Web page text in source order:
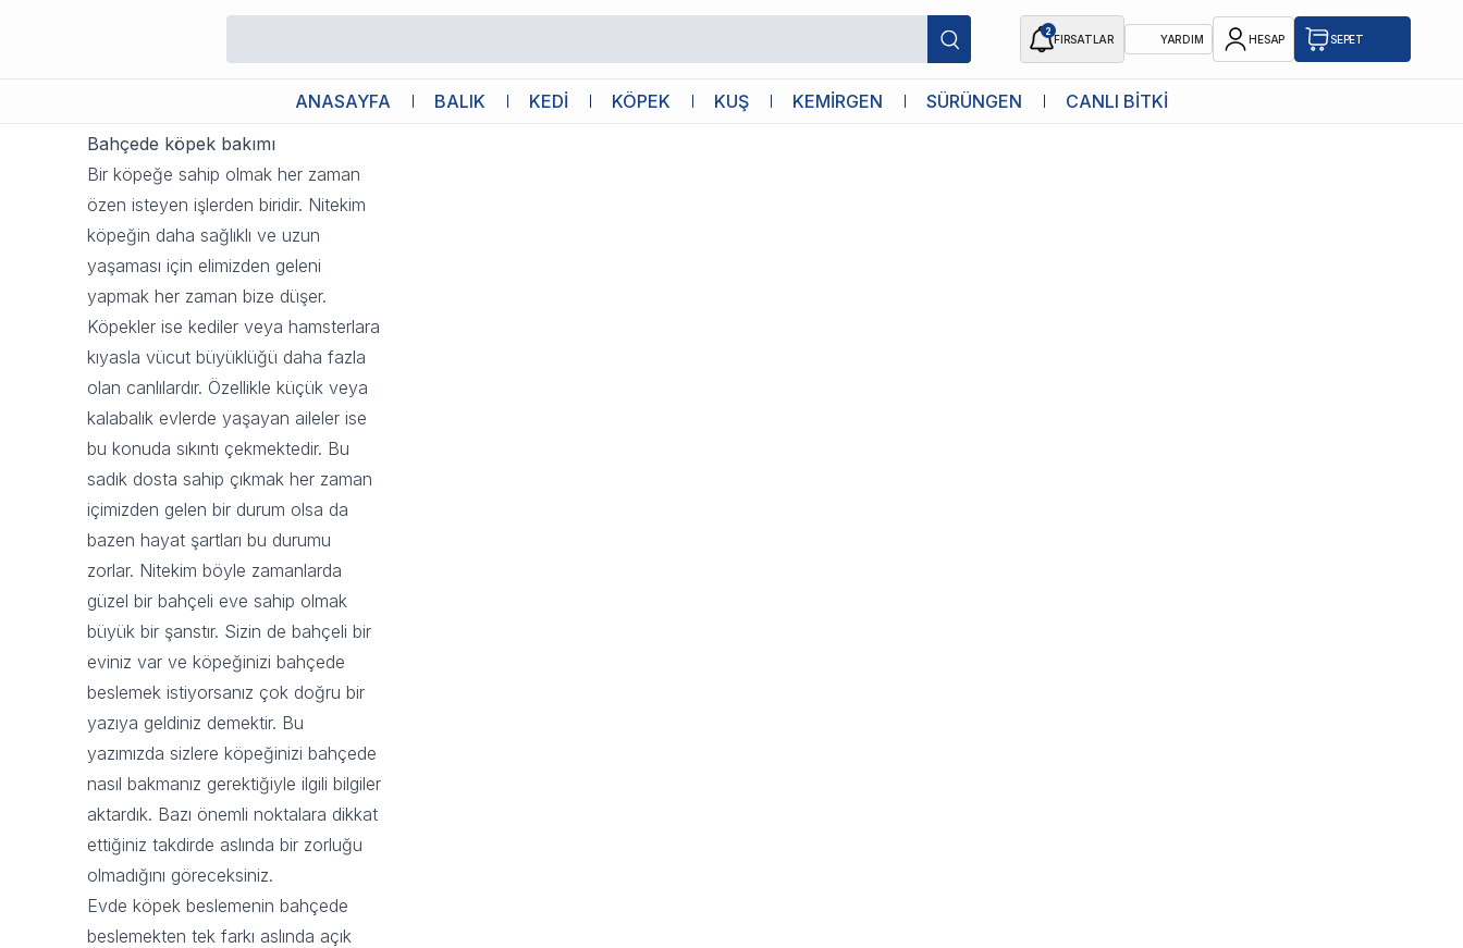
2
FIRSATLAR YARDIM HESAP SEPET
ANASAYFA BALIK KEDİ KÖPEK KUŞ KEMİRGEN SÜRÜNGEN CANLI BİTKİ
Bahçede Köpek Beslemek
Bahçede köpek bakımı
Bir köpeğe sahip olmak her zaman
özen isteyen işlerden biridir. Nitekim
köpeğin daha sağlıklı ve uzun
yaşaması için elimizden geleni
yapmak her zaman bize düşer.
Köpekler ise kediler veya hamsterlara
kıyasla vücut büyüklüğü daha fazla
olan canlılardır. Özellikle küçük veya
kalabalık evlerde yaşayan aileler ise
bu konuda sıkıntı çekmektedir. Bu
sadık dosta sahip çıkmak her zaman
içimizden gelen bir durum olsa da
bazen hayat şartları bu durumu
zorlar. Nitekim böyle zamanlarda
güzel bir bahçeli eve sahip olmak
büyük bir şanstır. Sizin de bahçeli bir
eviniz var ve köpeğinizi bahçede
beslemek istiyorsanız çok doğru bir
yazıya geldiniz demektir. Bu
yazımızda sizlere köpeğinizi bahçede
nasıl bakmanız gerektiğiyle ilgili bilgiler
aktardık. Bazı önemli noktalara dikkat
ettiğiniz takdirde aslında bir zorluğu
olmadığını göreceksiniz.
Evde köpek beslemenin bahçede
beslemekten tek farkı aslında açık